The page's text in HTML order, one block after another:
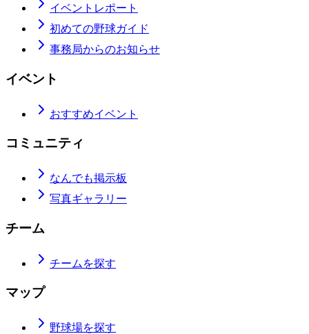
イベントレポート
初めての野球ガイド
事務局からのお知らせ
イベント
おすすめイベント
コミュニティ
なんでも掲示板
写真ギャラリー
チーム
チームを探す
マップ
野球場を探す